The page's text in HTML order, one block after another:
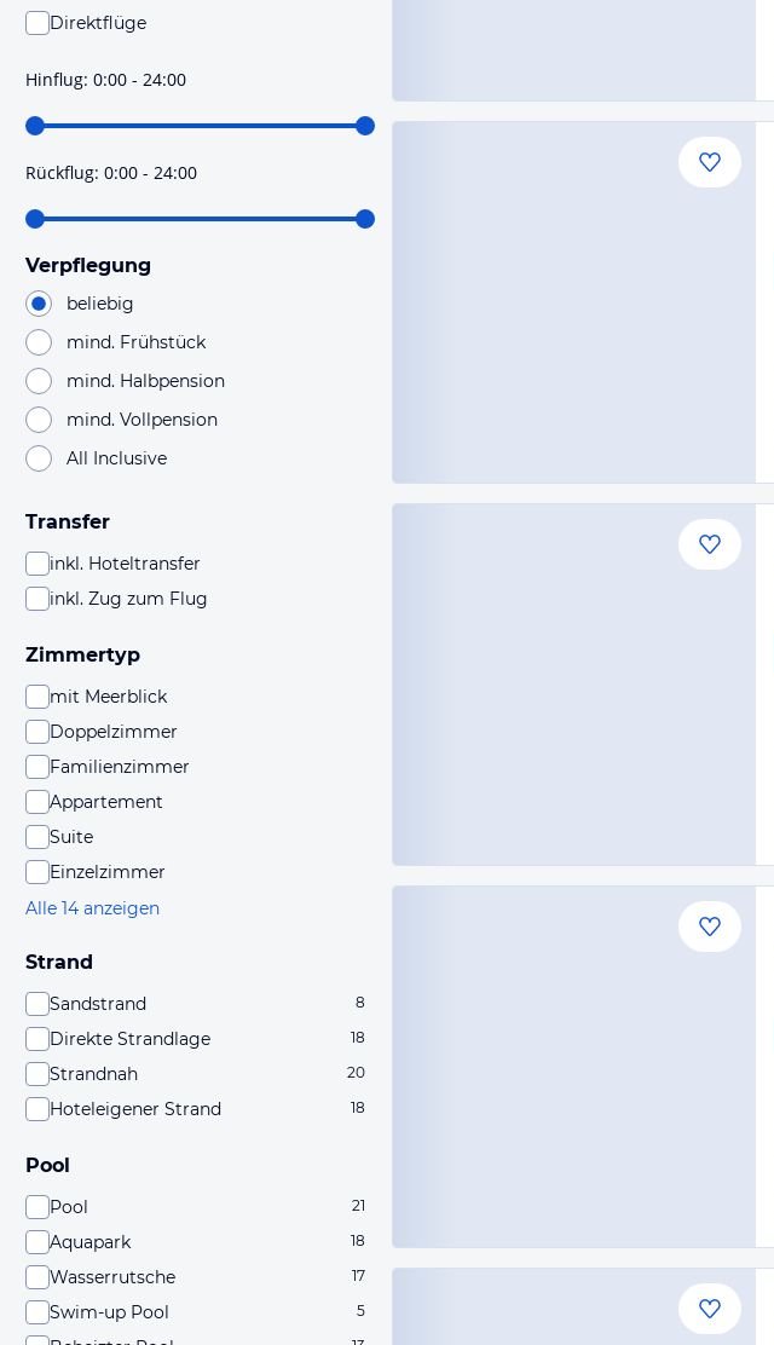
Direktflüge
hoher Wahrscheinlichkeit Direktflüge sind. Bitte
prüfe vor der Buchung noch einmal die Flugdetails.
Hinflug: 0:00 - 24:00
Rückflug: 0:00 - 24:00
Verpflegung
beliebig
mind. Frühstück
mind. Halbpension
mind. Vollpension
All Inclusive
Transfer
inkl. Hoteltransfer
inkl. Zug zum Flug
Zimmertyp
mit Meerblick
Doppelzimmer
Familienzimmer
Appartement
Suite
Einzelzimmer
Alle 14 anzeigen
Strand
Sandstrand 8
Direkte Strandlage 18
Strandnah 20
Hoteleigener Strand 18
Pool
Pool 21
Aquapark 18
Wasserrutsche 17
Swim-up Pool 5